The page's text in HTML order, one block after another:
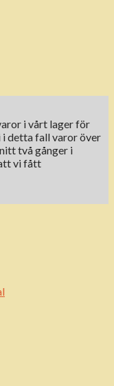
i vårt lager för
i detta fall varor över
två gånger i
vi fått